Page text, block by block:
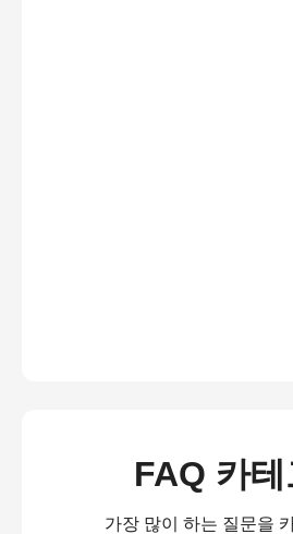
FAQ 카테
가장 많이 하는 질문을